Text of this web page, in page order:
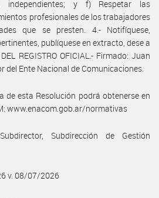
independientes; y f) Respetar las
profesionales de los trabajadores
que se presten. 4.- Notifíquese,
publíquese en extracto, dese a
REGISTRO OFICIAL.- Firmado: Juan
del Ente Nacional de Comunicaciones.
de esta Resolución podrá obtenerse en
www.enacom.gob.ar/normativas
Subdirección de Gestión
v. 08/07/2026